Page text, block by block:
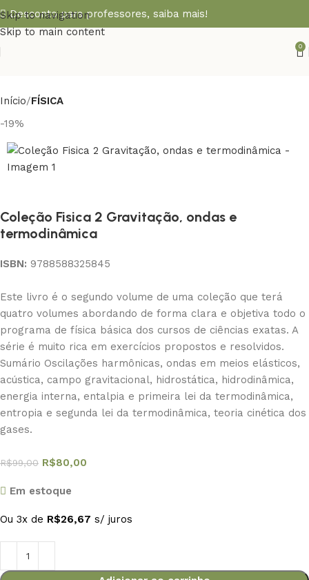
Skip to navigation
Skip to main content
Desconto para professores, saiba mais!
0
Início FÍSICA
-19%
Coleção Fisica 2 Gravitação, ondas e
termodinâmica
ISBN: 9788588325845
Este livro é o segundo volume de uma coleção que terá
quatro volumes abordando de forma clara e objetiva todo o
programa de física básica dos cursos de ciências exatas. A
série é muito rica em exercícios propostos e resolvidos.
Sumário Oscilações harmônicas, ondas em meios elásticos,
acústica, campo gravitacional, hidrostática, hidrodinâmica,
energia interna, entalpia e primeira lei da termodinâmica,
entropia e segunda lei da termodinâmica, teoria cinética dos
gases.
R$99,00 R$80,00
Em estoque
Ou 3x de R$26,67 s/ juros